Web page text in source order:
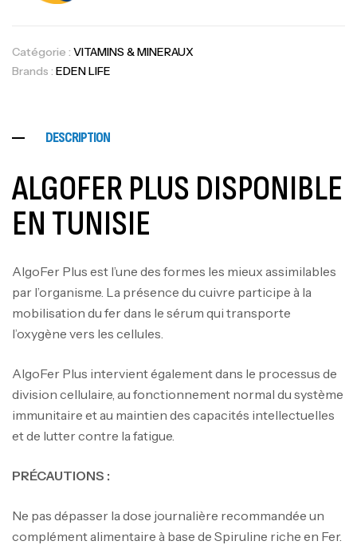
Catégorie : VITAMINS & MINERAUX
Brands : EDEN LIFE
DESCRIPTION
ALGOFER PLUS DISPONIBLE
EN TUNISIE
AlgoFer Plus est l’une des formes les mieux assimilables
par l’organisme. La présence du cuivre participe à la
mobilisation du fer dans le sérum qui transporte
l’oxygène vers les cellules.
AlgoFer Plus intervient également dans le processus de
division cellulaire, au fonctionnement normal du système
immunitaire et au maintien des capacités intellectuelles
et de lutter contre la fatigue.
PRÉCAUTIONS :
Ne pas dépasser la dose journalière recommandée un
complément alimentaire à base de Spiruline riche en Fer.